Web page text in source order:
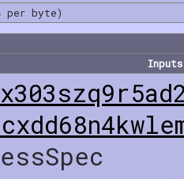
per byte)
Inputs